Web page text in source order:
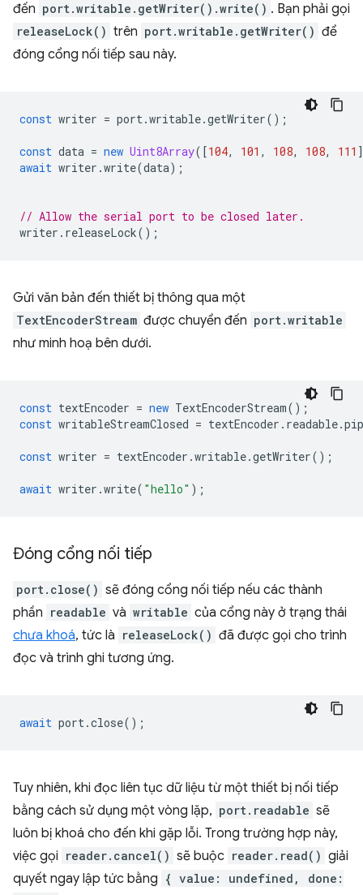
đến port.writable.getWriter().write() . Bạn phải gọi
releaseLock() trên port.writable.getWriter() để
đóng cổng nối tiếp sau này.
const writer = port.writable.getWriter();
const data = new Uint8Array([104, 101 , 108, 108, 111
await writer .write(data);
// Allow the serial port to be closed later.
writer . releaseLock();
Gửi văn bản đến thiết bị thông qua một
TextEncoderStream được chuyển đến port.writable
như minh hoạ bên dưới.
const textEncoder = new TextEncoderStream();
const writableStreamClosed = textEncoder . readable.
const writer = textEncoder .writable.getWriter();
await writer .write( "hello" );
Đóng cổng nối tiếp
port.close() sẽ đóng cổng nối tiếp nếu các thành
phần readable và writable của cổng này ở trạng thái
chưa khoá, tức là releaseLock() đã được gọi cho trình
đọc và trình ghi tương ứng.
await port.close();
Tuy nhiên, khi đọc liên tục dữ liệu từ một thiết bị nối tiếp
bằng cách sử dụng một vòng lặp, port.readable sẽ
luôn bị khoá cho đến khi gặp lỗi. Trong trường hợp này,
việc gọi reader.cancel() sẽ buộc reader.read() giải
quyết ngay lập tức bằng { value: undefined, done: